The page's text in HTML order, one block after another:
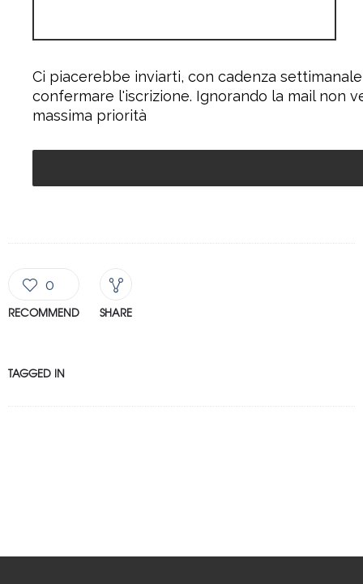
Ci piacerebbe inviarti, con cadenza
confermare l'iscrizione. Ignorando la mail non
massima priorità
0
RECOMMEND SHARE
TAGGED IN